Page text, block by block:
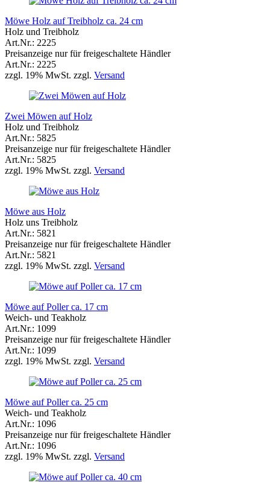
Möwe Holz auf Treibholz ca. 24 cm
Holz und Treibholz
Art.Nr.: 2225
Preisanzeige nur für freigeschaltete Händler
Art.Nr.: 2225
zzgl. 19% MwSt. zzgl. Versand
Zwei Möwen auf Holz
Holz und Treibholz
Art.Nr.: 5825
Preisanzeige nur für freigeschaltete Händler
Art.Nr.: 5825
zzgl. 19% MwSt. zzgl. Versand
Möwe aus Holz
Holz uns Treibholz
Art.Nr.: 5821
Preisanzeige nur für freigeschaltete Händler
Art.Nr.: 5821
zzgl. 19% MwSt. zzgl. Versand
Möwe auf Poller ca. 17 cm
Weich- und Teakholz
Art.Nr.: 1099
Preisanzeige nur für freigeschaltete Händler
Art.Nr.: 1099
zzgl. 19% MwSt. zzgl. Versand
Möwe auf Poller ca. 25 cm
Weich- und Teakholz
Art.Nr.: 1096
Preisanzeige nur für freigeschaltete Händler
Art.Nr.: 1096
zzgl. 19% MwSt. zzgl. Versand